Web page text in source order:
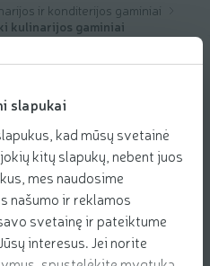
slapukai
kad mūsų svetainė
kitų slapukų, nebent juos
mes naudosime
našumo ir reklamos
svetainę ir pateiktume
interesus. Jei norite
ir konditerijos gaminiai
kulinarijos gaminiai